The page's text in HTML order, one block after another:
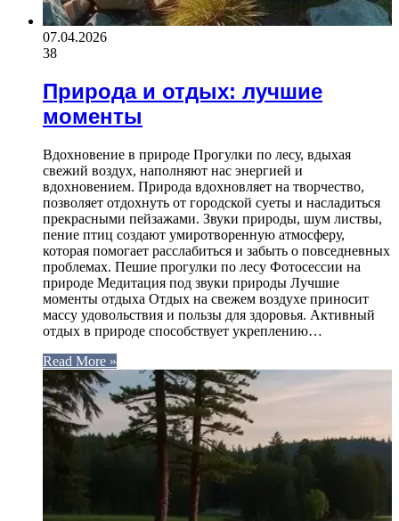
07.04.2026
38
Природа и отдых: лучшие
моменты
Вдохновение в природе Прогулки по лесу, вдыхая
свежий воздух, наполняют нас энергией и
вдохновением. Природа вдохновляет на творчество,
позволяет отдохнуть от городской суеты и насладиться
прекрасными пейзажами. Звуки природы, шум листвы,
пение птиц создают умиротворенную атмосферу,
которая помогает расслабиться и забыть о повседневных
проблемах. Пешие прогулки по лесу Фотосессии на
природе Медитация под звуки природы Лучшие
моменты отдыха Отдых на свежем воздухе приносит
массу удовольствия и пользы для здоровья. Активный
отдых в природе способствует укреплению…
Read More »